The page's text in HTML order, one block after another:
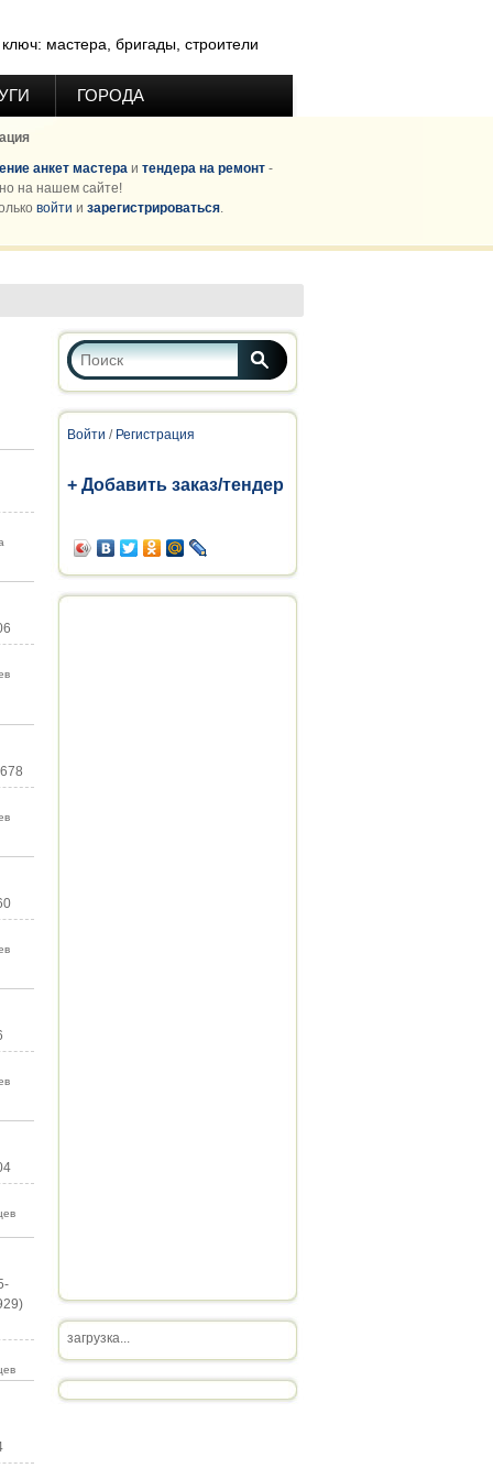
мастера, бригады, строители
ГОРОДА
анкет мастера и тендера на ремонт -
на нашем сайте!
войти и зарегистрироваться.
Форма поиска
Поиск
Войти / Регистрация
+ Добавить заказ/тендер
загрузка...